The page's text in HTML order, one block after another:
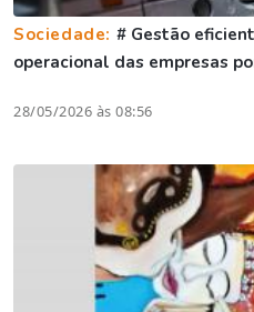
Sociedade: # Gestão
operacional das empresas
28/05/2026 às 08:56